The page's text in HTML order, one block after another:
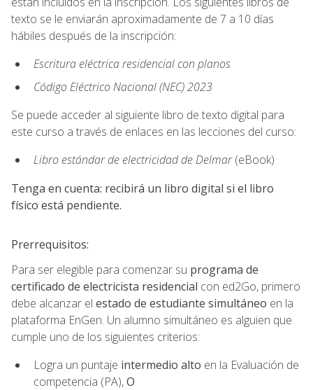
texto se le enviarán aproximadamente de 7 a 10 días
hábiles después de la inscripción:
Escritura eléctrica residencial con planos
Código Eléctrico Nacional (NEC) 2023
Se puede acceder al siguiente libro de texto digital para
este curso a través de enlaces en las lecciones del curso:
Libro estándar de electricidad de Delmar(eBook)
Tenga en cuenta: recibirá un libro digital si el libro
físico está pendiente.
Prerrequisitos:
Para ser elegible para comenzar su programa de
certificado de electricista residencial con ed2Go, primero
debe alcanzar el estado de estudiante simultáneo en la
plataforma EnGen. Un alumno simultáneo es alguien que
cumple uno de los siguientes criterios:
Logra un puntaje intermedio alto en la Evaluación de
competencia (PA),O